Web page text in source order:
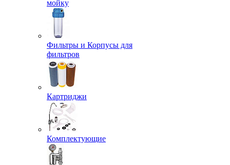
мойку
Фильтры и Корпусы для
фильтров
Картриджи
Комплектующие